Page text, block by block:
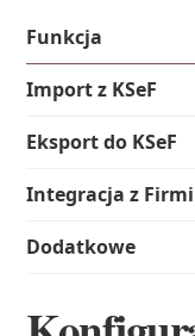
Funkcja
Import z KSeF
Eksport do KSeF
Integracja z
Dodatkowe